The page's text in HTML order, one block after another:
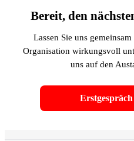
Bereit, den
Lassen Sie uns
Organisation wirkungsvoll
uns auf den